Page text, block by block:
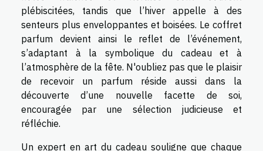
plébiscitées, tandis que l’hiver appelle à des
senteurs plus enveloppantes et boisées. Le coffret
parfum devient ainsi le reflet de l’événement,
s’adaptant à la symbolique du cadeau et à
l’atmosphère de la fête. N'oubliez pas que le plaisir
de recevoir un parfum réside aussi dans la
découverte d’une nouvelle facette de soi,
encouragée par une sélection judicieuse et
réfléchie.
Un expert en art du cadeau souligne que chaque